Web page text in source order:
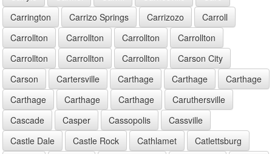
Carrington
Carrizo Springs Carrizozo
Carroll
Carrollton
Carrollton Carrollton
Carrollton
Carrollton
Carrollton Carrollton
Carson City
Carson
Cartersville Carthage Carthage
Carthage
Carthage
Carthage Carthage
Caruthersville
Cascade
Casper Cassopolis
Cassville
Castle Dale
Castle Rock Cathlamet
Catlettsburg